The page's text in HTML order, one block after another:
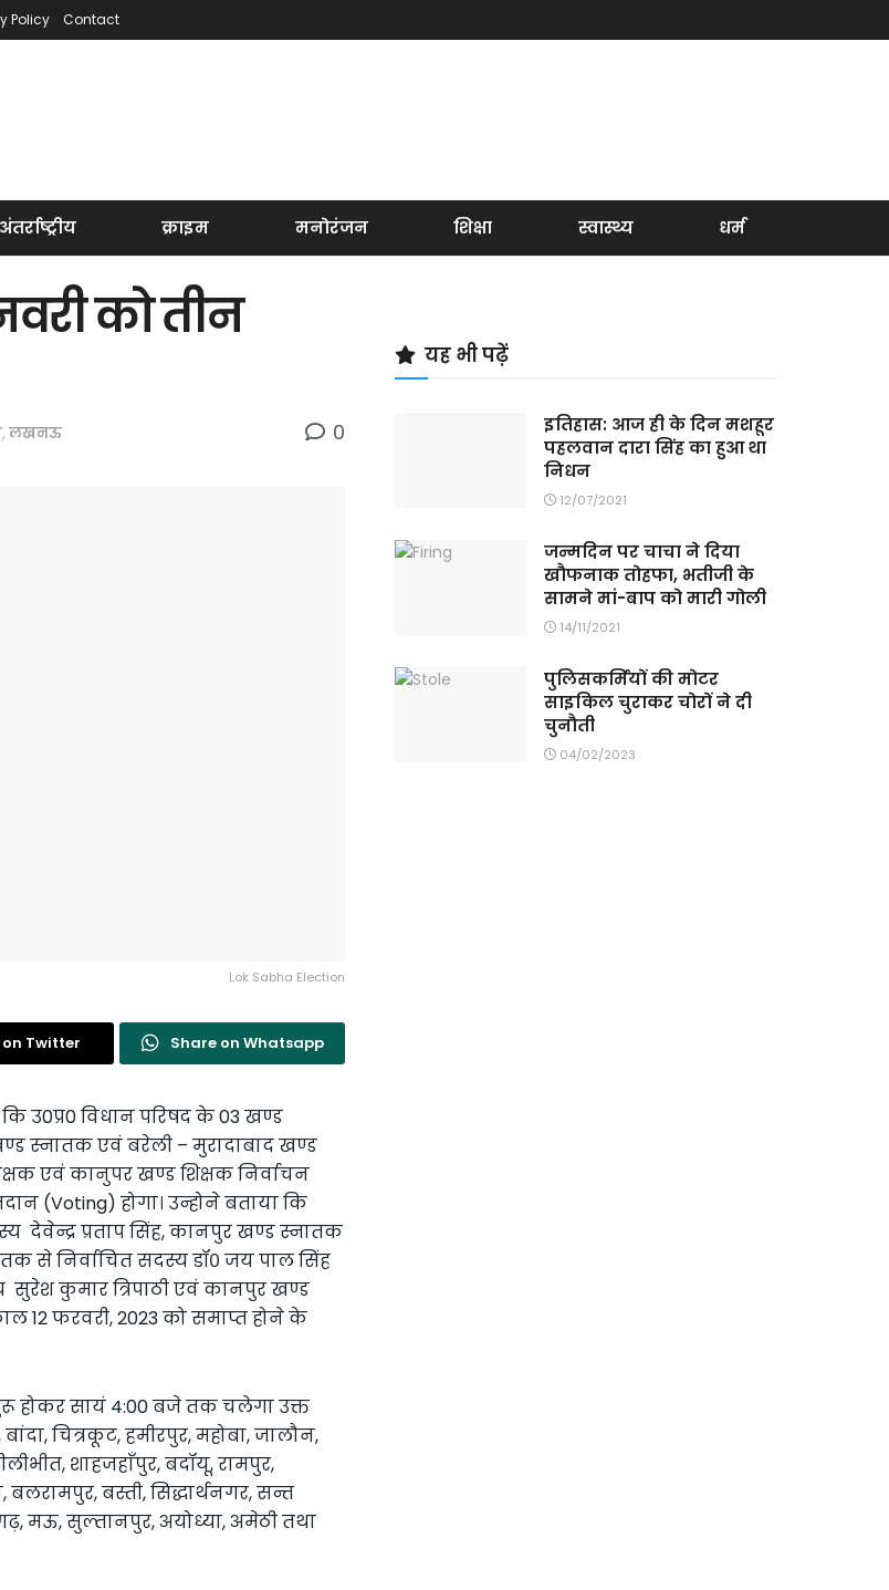
Policy Contact
अंतर्राष्ट्रीय क्राइम मनोरंजन शिक्षा स्वास्थ्य धर्म
को तीन
, लखनऊ 0
Lok Sabha Election
Twitter Share on Whatsapp
उ0प्र0 विधान परिषद के 03 खण्ड
स्नातक एवं बरेली – मुरादाबाद खण्ड
एवं कानुपर खण्ड शिक्षक निर्वाचन
(Voting) होगा। उन्होने बताया कि
देवेन्द्र प्रताप सिंह, कानपुर खण्ड स्नातक
से निर्वाचित सदस्य डॉ० जय पाल सिंह
सुरेश कुमार त्रिपाठी एवं कानपुर खण्ड
12 फरवरी, 2023 को समाप्त होने के
होकर सायं 4:00 बजे तक चलेगा उक्त
चित्रकूट, हमीरपुर, महोबा, जालौन,
शाहजहाँपुर, बदॉयू, रामपुर,
बलरामपुर, बस्ती, सिद्धार्थनगर, सन्त
मऊ, सुल्तानपुर, अयोध्या, अमेठी तथा
यह भी पढ़ें
इतिहास: आज ही के दिन मशहूर
पहलवान दारा सिंह का हुआ था
निधन
12/07/2021
जन्मदिन पर चाचा ने दिया
खौफनाक तोहफा, भतीजी के
सामने मां-बाप को मारी गोली
14/11/2021
पुलिसकर्मियों की मोटर
साइकिल चुराकर चोरों ने दी
चुनौती
04/02/2023